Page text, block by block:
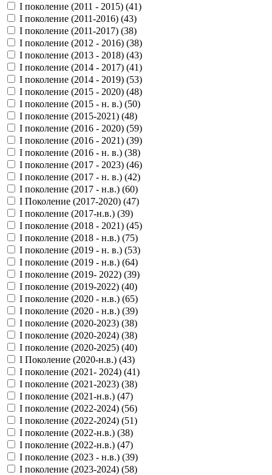
I поколение (2011 - 2015) (41)
I поколение (2011-2016) (43)
I поколение (2011-2017) (38)
I поколение (2012 - 2016) (38)
I поколение (2013 - 2018) (43)
I поколение (2014 - 2017) (41)
I поколение (2014 - 2019) (53)
I поколение (2015 - 2020) (48)
I поколение (2015 - н. в.) (50)
I поколение (2015-2021) (48)
I поколение (2016 - 2020) (59)
I поколение (2016 - 2021) (39)
I поколение (2016 - н. в.) (38)
I поколение (2017 - 2023) (46)
I поколение (2017 - н. в.) (42)
I поколение (2017 - н.в.) (60)
I Поколение (2017-2020) (47)
I поколение (2017-н.в.) (39)
I поколение (2018 - 2021) (45)
I поколение (2018 - н.в.) (75)
I поколение (2019 - н. в.) (53)
I поколение (2019 - н.в.) (64)
I поколение (2019- 2022) (39)
I поколение (2019-2022) (40)
I поколение (2020 - н.в.) (65)
I поколение (2020 - н.в.) (39)
I поколение (2020-2023) (38)
I поколение (2020-2024) (38)
I поколение (2020-2025) (40)
I Поколение (2020-н.в.) (43)
I поколение (2021- 2024) (41)
I поколение (2021-2023) (38)
I поколение (2021-н.в.) (47)
I поколение (2022-2024) (56)
I поколение (2022-2024) (51)
I поколение (2022-н.в.) (38)
I поколение (2022-н.в.) (47)
I поколение (2023 - н.в.) (39)
I поколение (2023-2024) (58)